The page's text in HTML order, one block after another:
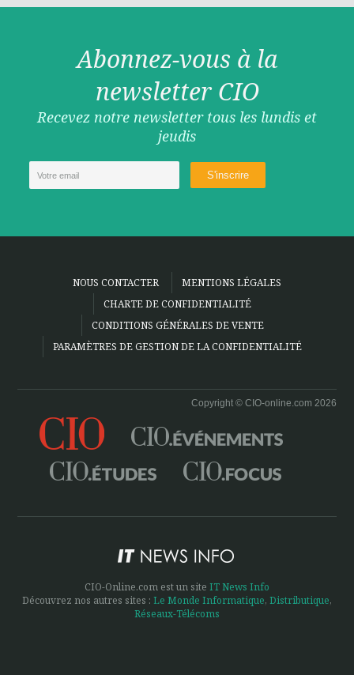
Abonnez-vous à la
newsletter CIO
Recevez notre newsletter tous les lundis et
jeudis
NOUS CONTACTER
MENTIONS LÉGALES
CHARTE DE CONFIDENTIALITÉ
CONDITIONS GÉNÉRALES DE VENTE
PARAMÈTRES DE GESTION DE LA CONFIDENTIALITÉ
Copyright © CIO-online.com 2026
CIO-Online.com est un site IT News Info
Découvrez nos autres sites : Le Monde Informatique, Distributique,
Réseaux-Télécoms